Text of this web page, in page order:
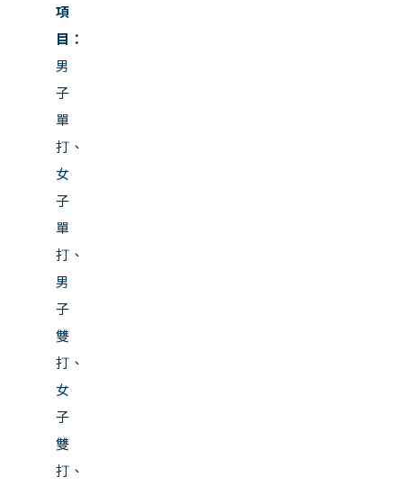
項
目：
男
子
單
打、
女
子
單
打、
男
子
雙
打、
女
子
雙
打、